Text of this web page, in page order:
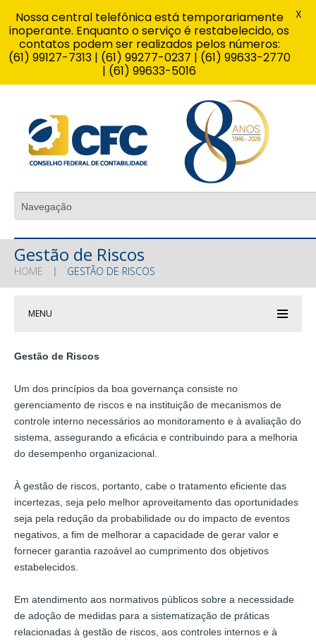
Gestão de Riscos
HOME GESTÃO DE RISCOS
MENU
Gestão de Riscos
Um dos princípios da boa governança consiste no
gerenciamento de riscos e na instituição de mecanismos de
controle interno necessários ao monitoramento e à avaliação do
sistema, assegurando a eficácia e contribuindo para a melhoria
do desempenho organizacional.
À gestão de riscos, portanto, cabe o tratamento eficiente das
incertezas, seja pelo melhor aproveitamento das oportunidades
seja pela redução da probabilidade ou do impacto de eventos
negativos, a fim de melhorar a capacidade de gerar valor e
fornecer garantia razoável ao cumprimento dos objetivos
estabelecidos.
Em atendimento aos normativos públicos sobre a necessidade
de adoção de medidas para a sistematização de práticas
relacionadas à gestão de riscos, aos controles internos e à
Nossa central telefônica está temporariamente
inoperante. Enquanto o serviço é restabelecido, os
contatos podem ser realizados pelos números:
(61) 99127-7313 | (61) 99277-0237 | (61) 99633-2770
| (61) 99633-5016
X